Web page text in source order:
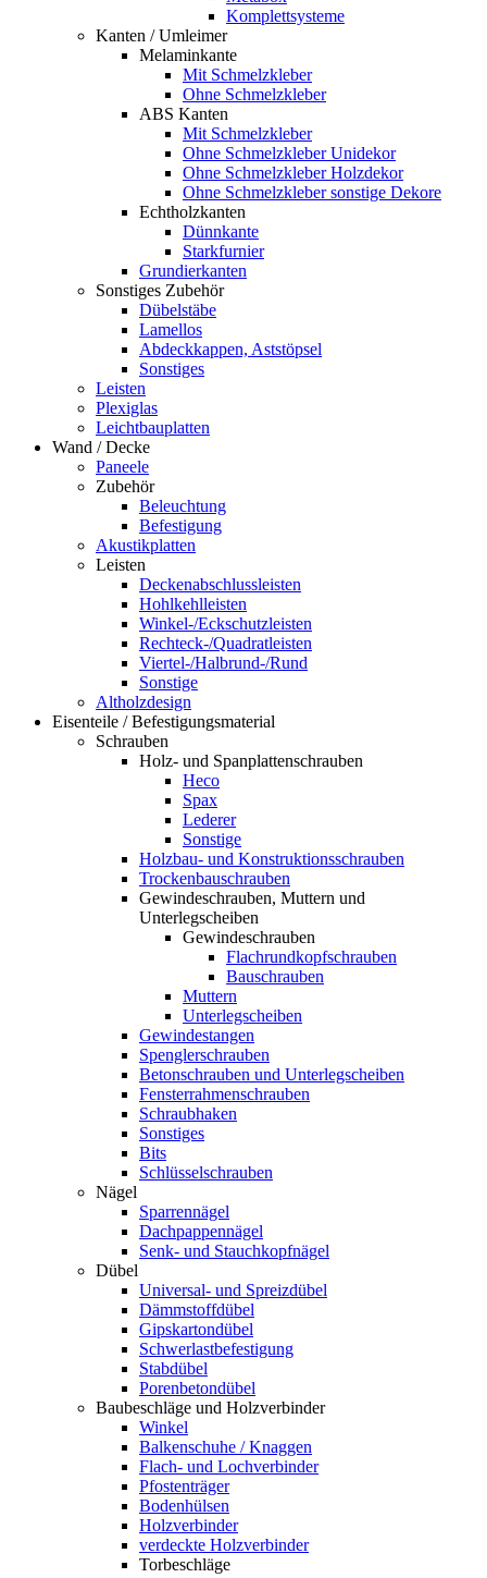
Komplettsysteme
Kanten / Umleimer
Melaminkante
Mit Schmelzkleber
Ohne Schmelzkleber
ABS Kanten
Mit Schmelzkleber
Ohne Schmelzkleber Unidekor
Ohne Schmelzkleber Holzdekor
Ohne Schmelzkleber sonstige Dekore
Echtholzkanten
Dünnkante
Starkfurnier
Grundierkanten
Sonstiges Zubehör
Dübelstäbe
Lamellos
Abdeckkappen, Aststöpsel
Sonstiges
Leisten
Plexiglas
Leichtbauplatten
Wand / Decke
Paneele
Zubehör
Beleuchtung
Befestigung
Akustikplatten
Leisten
Deckenabschlussleisten
Hohlkehlleisten
Winkel-/Eckschutzleisten
Rechteck-/Quadratleisten
Viertel-/Halbrund-/Rund
Sonstige
Altholzdesign
Eisenteile / Befestigungsmaterial
Schrauben
Holz- und Spanplattenschrauben
Heco
Spax
Lederer
Sonstige
Holzbau- und Konstruktionsschrauben
Trockenbauschrauben
Gewindeschrauben, Muttern und
Unterlegscheiben
Gewindeschrauben
Flachrundkopfschrauben
Bauschrauben
Muttern
Unterlegscheiben
Gewindestangen
Spenglerschrauben
Betonschrauben und Unterlegscheiben
Fensterrahmenschrauben
Schraubhaken
Sonstiges
Bits
Schlüsselschrauben
Nägel
Sparrennägel
Dachpappennägel
Senk- und Stauchkopfnägel
Dübel
Universal- und Spreizdübel
Dämmstoffdübel
Gipskartondübel
Schwerlastbefestigung
Stabdübel
Porenbetondübel
Baubeschläge und Holzverbinder
Winkel
Balkenschuhe / Knaggen
Flach- und Lochverbinder
Pfostenträger
Bodenhülsen
Holzverbinder
verdeckte Holzverbinder
Torbeschläge